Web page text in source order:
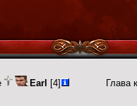
Earl [4] Глава